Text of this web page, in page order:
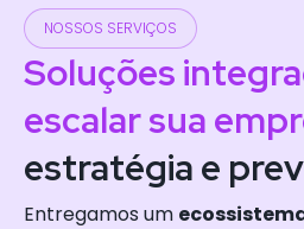
NOSSOS SERVIÇOS
Soluções
escalar sua
estratégia e
Entregamos um